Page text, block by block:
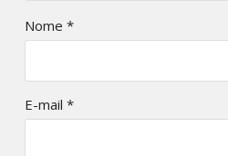
Nome *
E-mail *